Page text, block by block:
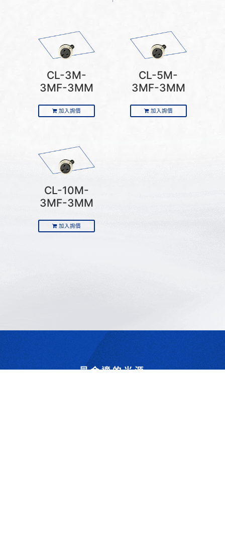
CL-3M-
3MF-3MM
加入詢價
CL-5M-
3MF-3MM
加入詢價
CL-10M-
3MF-3MM
加入詢價
最合適的光源